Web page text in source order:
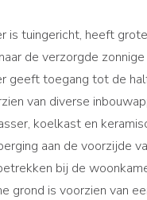
is tuingericht, heeft
de verzorgde
geeft toegang tot de
van diverse
koelkast en
aan de voorzijde
bij de
grond is voorzien van